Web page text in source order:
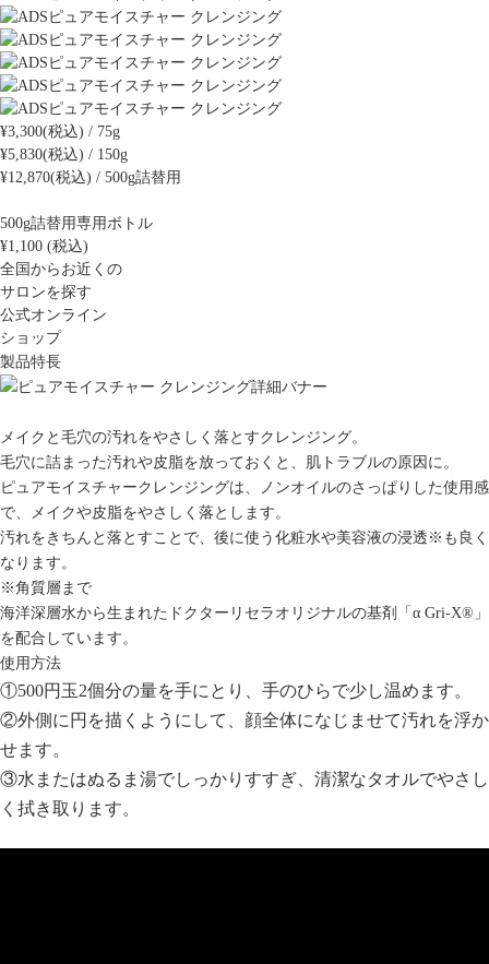
¥3,300(税込) / 75g
¥5,830(税込) / 150g
¥12,870(税込) / 500g詰替用
500g詰替用専用ボトル
¥1,100 (税込)
全国からお近くの
サロンを探す
公式オンライン
ショップ
製品特長
メイクと毛穴の汚れをやさしく落とすクレンジング。
毛穴に詰まった汚れや皮脂を放っておくと、肌トラブルの原因に。
ピュアモイスチャークレンジングは、ノンオイルのさっぱりした使用感
で、メイクや皮脂をやさしく落とします。
汚れをきちんと落とすことで、後に使う化粧水や美容液の浸透※も良く
なります。
※角質層まで
海洋深層水から生まれたドクターリセラオリジナルの基剤「α Gri-X®︎」
を配合しています。
使用方法
①500円玉2個分の量を手にとり、手のひらで少し温めます。
②外側に円を描くようにして、顔全体になじませて汚れを浮か
せます。
③水またはぬるま湯でしっかりすすぎ、清潔なタオルでやさし
く拭き取ります。